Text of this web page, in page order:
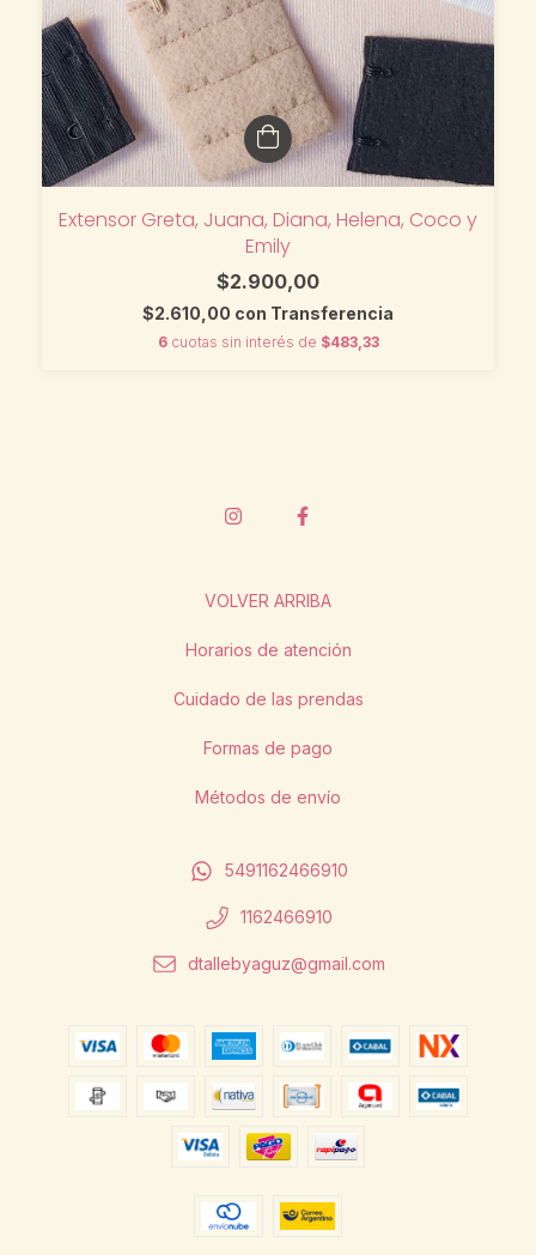
Extensor Greta, Juana, Diana, Helena, Coco y
Emily
$2.900,00
$2.610,00 con Transferencia
6 cuotas sin interés de $483,33
VOLVER ARRIBA
Horarios de atención
Cuidado de las prendas
Formas de pago
Métodos de envío
5491162466910
1162466910
dtallebyaguz@gmail.com